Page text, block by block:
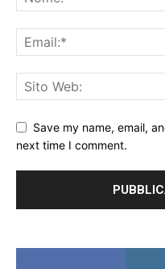
Save my name, email,
next time I comment.